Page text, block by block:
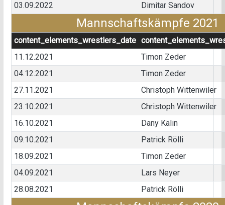
03.09.2022
Dimitar Sandov
Mannschaftskämpfe 2021
content_elements_wrestlers_date
11.12.2021
Timon Zeder
04.12.2021
Timon Zeder
27.11.2021
Christoph Wittenwiler
23.10.2021
Christoph Wittenwiler
16.10.2021
Dany Kälin
09.10.2021
Patrick Rölli
18.09.2021
Timon Zeder
04.09.2021
Lars Neyer
28.08.2021
Patrick Rölli